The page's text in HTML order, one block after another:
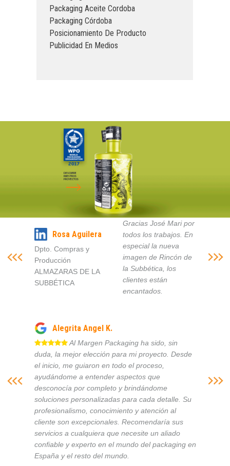
Packaging Aceite Cordoba
Packaging Córdoba
Posicionamiento De Producto
Publicidad En Medios
DESCUBRE
NUESTROS
PROYECTOS
Rosa Aguilera
Dpto. Compras y
Producción
ALMAZARAS DE LA
SUBBÉTICA
Gracias José Mari por
todos los trabajos. En
especial la nueva
imagen de Rincón de
la Subbética, los
clientes están
encantados.
Alegrita Angel K.
Al Margen Packaging ha sido, sin
duda, la mejor elección para mi proyecto. Desde
el inicio, me guiaron en todo el proceso,
ayudándome a entender aspectos que
desconocía por completo y brindándome
soluciones personalizadas para cada detalle. Su
profesionalismo, conocimiento y atención al
cliente son excepcionales. Recomendaría sus
servicios a cualquiera que necesite un aliado
confiable y experto en el mundo del packaging en
España y el resto del mundo.